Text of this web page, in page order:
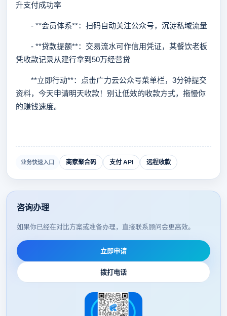
升支付成功率
- **会员体系**：扫码自动关注公众号，沉淀私域流量
- **贷款提额**：交易流水可作信用凭证，某餐饮老板
凭收款记录从建行拿到50万经营贷
**立即行动**：点击广力云公众号菜单栏，3分钟提交
资料，今天申请明天收款！别让低效的收款方式，拖慢你
的赚钱速度。
业务快速入口 商家聚合码 支付 API 远程收款
咨询办理
如果你已经在对比方案或准备办理，直接联系顾问会更高效。
立即申请
拨打电话